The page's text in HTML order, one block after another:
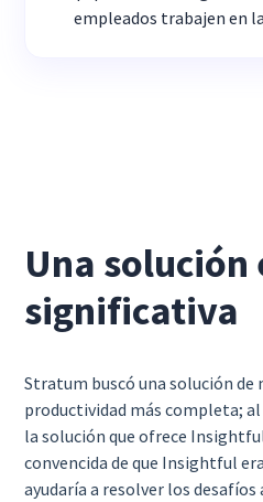
empleados trabajen en
Una solución
significativa
Stratum buscó una solución de
productividad más completa;
la solución que ofrece
convencida de que Insightful
ayudaría a resolver los